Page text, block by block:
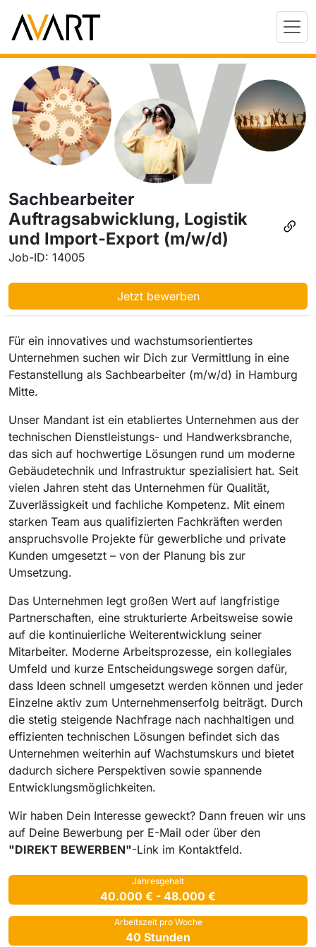
Sachbearbeiter
Auftragsabwicklung, Logistik
und Import-Export (m/w/d)
Job-ID: 14005
Jetzt bewerben
Für ein innovatives und wachstumsorientiertes
Unternehmen suchen wir Dich zur Vermittlung in eine
Festanstellung als Sachbearbeiter (m/w/d) in Hamburg
Mitte.
Unser Mandant ist ein etabliertes Unternehmen aus der
technischen Dienstleistungs- und Handwerksbranche,
das sich auf hochwertige Lösungen rund um moderne
Gebäudetechnik und Infrastruktur spezialisiert hat. Seit
vielen Jahren steht das Unternehmen für Qualität,
Zuverlässigkeit und fachliche Kompetenz. Mit einem
starken Team aus qualifizierten Fachkräften werden
anspruchsvolle Projekte für gewerbliche und private
Kunden umgesetzt – von der Planung bis zur
Umsetzung.
Das Unternehmen legt großen Wert auf langfristige
Partnerschaften, eine strukturierte Arbeitsweise sowie
auf die kontinuierliche Weiterentwicklung seiner
Mitarbeiter. Moderne Arbeitsprozesse, ein kollegiales
Umfeld und kurze Entscheidungswege sorgen dafür,
dass Ideen schnell umgesetzt werden können und jeder
Einzelne aktiv zum Unternehmenserfolg beiträgt. Durch
die stetig steigende Nachfrage nach nachhaltigen und
effizienten technischen Lösungen befindet sich das
Unternehmen weiterhin auf Wachstumskurs und bietet
dadurch sichere Perspektiven sowie spannende
Entwicklungsmöglichkeiten.
Wir haben Dein Interesse geweckt? Dann freuen wir uns
auf Deine Bewerbung per E-Mail oder über den
"DIREKT BEWERBEN"-Link im Kontaktfeld.
Jahresgehalt
40.000 € - 48.000 €
Arbeitszeit pro Woche
40 Stunden